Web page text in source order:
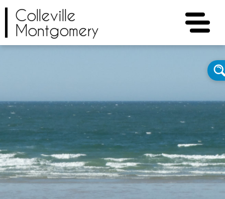
Colleville
Montgomery